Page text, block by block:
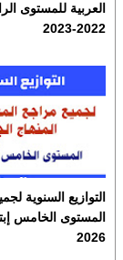
العربية للمستوى
2022-2023
التوازيع السنوية
2026